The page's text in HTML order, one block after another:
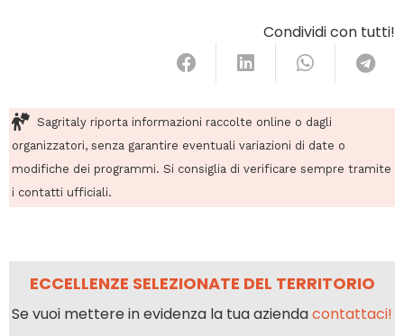
Condividi con tutti!
Sagritaly riporta informazioni raccolte online o dagli
organizzatori, senza garantire eventuali variazioni di date o
modifiche dei programmi. Si consiglia di verificare sempre tramite
i contatti ufficiali.
ECCELLENZE SELEZIONATE DEL TERRITORIO
Se vuoi mettere in evidenza la tua aziendacontattaci!